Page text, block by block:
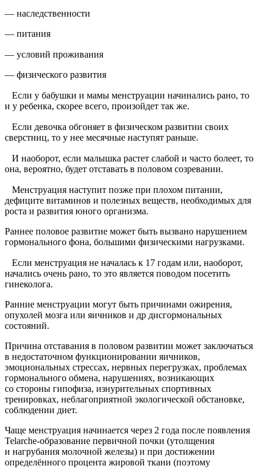
— наследственности⠀
— питания
— условий проживания⠀
— физического развития
⠀Если у бабушки и мамы менструации начинались рано, то
и у ребенка, скорее всего, произойдет так же.
⠀Если девочка обгоняет в физическом развитии своих
сверстниц, то у нее месячные наступят раньше.
⠀И наоборот, если малышка растет слабой и часто болеет, то
она, вероятно, будет отставать в половом созревании.
⠀Менструация наступит позже при плохом питании,
дефиците витаминов и полезных веществ, необходимых для
роста и развития юного организма.
Раннее половое развитие может быть вызвано нарушением
гормонального фона, большими физическими нагрузками.
⠀Если менструация не началась к 17 годам или, наоборот,
начались очень рано, то это является поводом посетить
гинеколога.
Ранние менструации могут быть причинами ожирения,
опухолей мозга или яичников и др дисгормональных
состояний.
Причина отставания в половом развитии может заключаться
в недостаточном функционировании яичников,
эмоциональных стрессах, нервных перегрузках, проблемах
гормонального обмена, нарушениях, возникающих
со стороны гипофиза, изнурительных спортивных
тренировках, неблагоприятной экологической обстановке,
соблюдении диет.
Чаще менструация начинается через 2 года после появления
Telarche-образование первичной почки (утолщения
и нагрубания молочной железы) и при достижении
определённого процента жировой ткани (поэтому